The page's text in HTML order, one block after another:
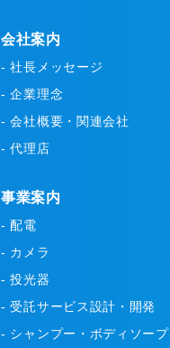
会社案内
- 社長メッセージ
- 企業理念
- 会社概要・関連会社
- 代理店
事業案内
- 配電
- カメラ
- 投光器
- 受託サービス設計・開発
- シャンプー・ボディソープ